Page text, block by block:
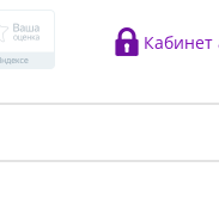
Кабинет